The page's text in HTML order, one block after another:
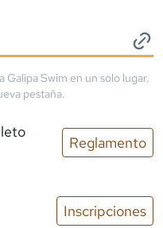
Galipa Swim en un solo lugar.
pestaña.
Reglamento
Inscripciones